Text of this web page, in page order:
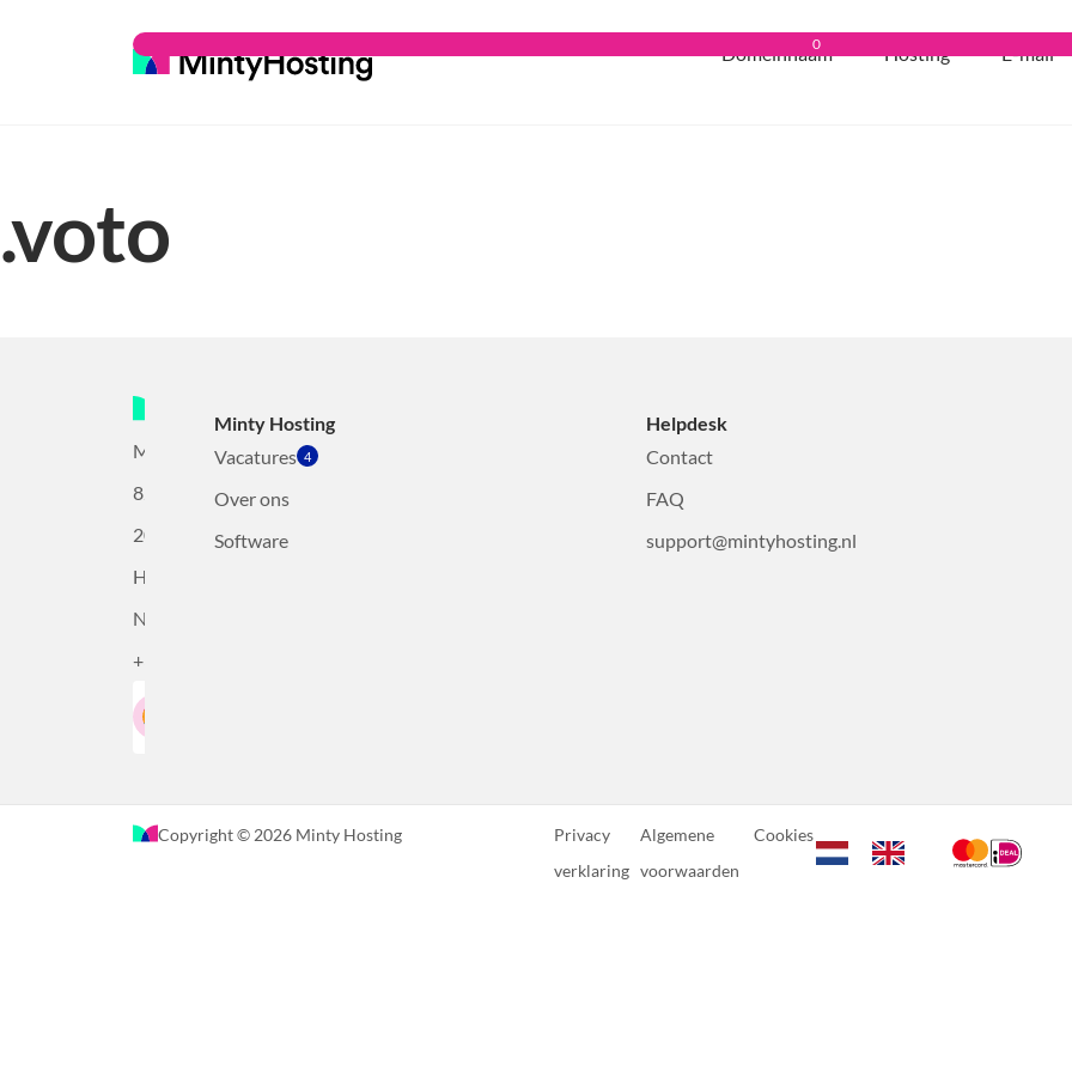
Domeinnaam Hosting E-mail
0
.voto
Mollerusweg
82
2031BZ
Haarlem,
Nederland
+31232305815
Minty Hosting
Vacatures 4
Over ons
Software
Helpdesk
Contact
FAQ
support@mintyhosting.nl
Copyright © 2026 Minty Hosting
Privacy
verklaring
Algemene
voorwaarden
Cookies